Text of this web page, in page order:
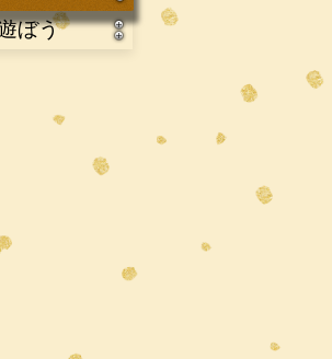
ぼう